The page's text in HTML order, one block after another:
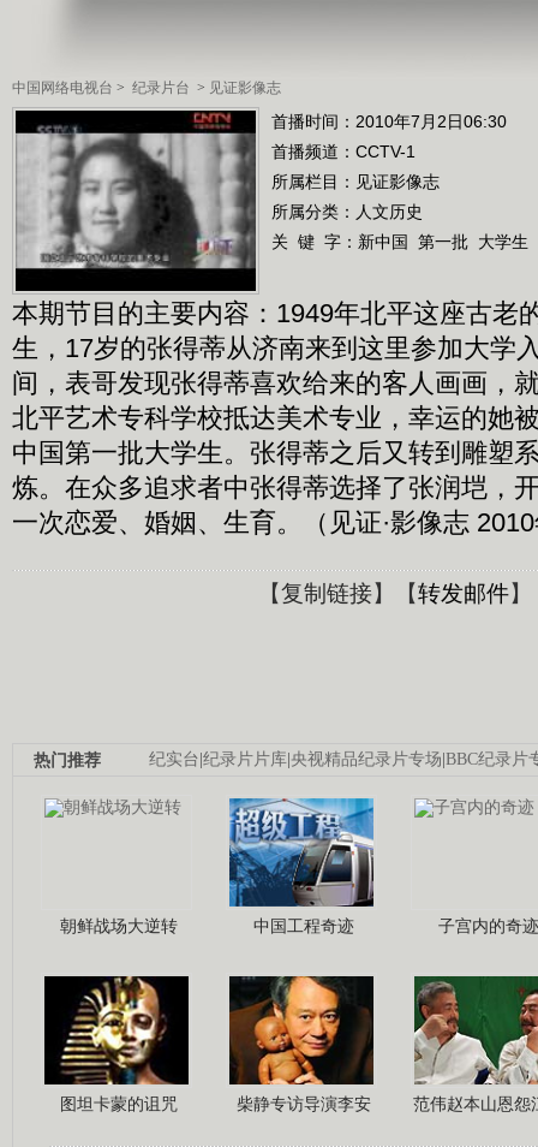
中国网络电视台 > 纪录片台 > 见证影像志
首播时间：2010年7月2日06:30
首播频道： CCTV-1
所属栏目： 见证影像志
所属分类：人文历史
关 键 字： 新中国 第一批 大学生
本期节目的主要内容：1949年北平这座古老
生，17岁的张得蒂从济南来到这里参加大学
间，表哥发现张得蒂喜欢给来的客人画画，
北平艺术专科学校抵达美术专业，幸运的她
中国第一批大学生。张得蒂之后又转到雕塑
炼。在众多追求者中张得蒂选择了张润垲，
一次恋爱、婚姻、生育。（见证·影像志
【复制链接】【转发邮件】
纪实台 纪录片片库 央视精品纪录片专场 BBC纪录片
热门推荐
朝鲜战场大逆转 中国工程奇迹 子宫内的奇迹
图坦卡蒙的诅咒 柴静专访导演李安 范伟赵本山恩怨